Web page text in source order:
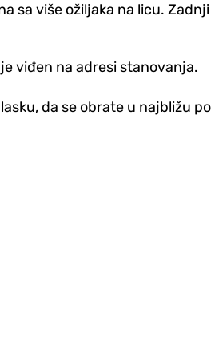
sa više ožiljaka na licu.
viđen na adresi stanovanja.
da se obrate u najbližu